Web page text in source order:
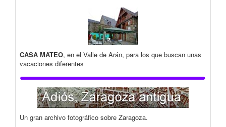
CASA MATEO, en el Valle de Arán, para los que buscan unas
vacaciones diferentes
Un gran archivo fotográfico sobre Zaragoza.